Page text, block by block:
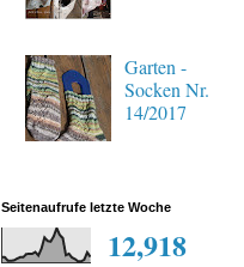
Garten -
Socken Nr.
14/2017
Seitenaufrufe letzte Woche
12,918